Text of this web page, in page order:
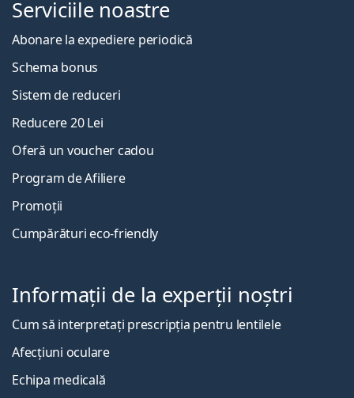
Serviciile noastre
Abonare la expediere periodică
Schema bonus
Sistem de reduceri
Reducere 20 Lei
Oferă un voucher cadou
Program de Afiliere
Promoții
Cumpărături eco-friendly
Informații de la experții noștri
Cum să interpretați prescripția pentru lentilele
Afecțiuni oculare
Echipa medicală